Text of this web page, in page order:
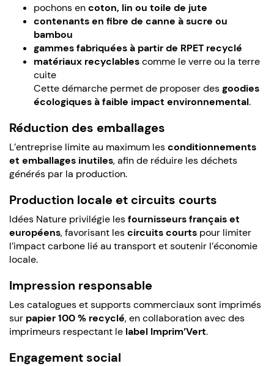
pochons encoton, lin ou toile de jute
contenants en fibre de canne à sucre ou
bambou
gammes fabriquées à partir de RPET recyclé
matériaux recyclablescomme le verre ou la terre
cuite
Cette démarche permet de proposer desgoodies
écologiques à faible impact environnemental.
Réduction des emballages
L’entreprise limite au maximum lesconditionnements
et emballages inutiles, afin de réduire les déchets
générés par la production.
Production locale et circuits courts
Idées Nature privilégie lesfournisseurs français et
européens, favorisant lescircuits courts pour limiter
l’impact carbone lié au transport et soutenir l’économie
locale.
Impression responsable
Les catalogues et supports commerciaux sont imprimés
sur papier 100 % recyclé, en collaboration avec des
imprimeurs respectant le label Imprim’Vert.
Engagement social